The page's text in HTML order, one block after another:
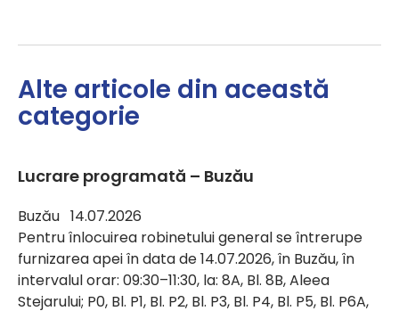
Alte articole din această
categorie
Lucrare programată – Buzău
Buzău 14.07.2026
Pentru înlocuirea robinetului general se întrerupe
furnizarea apei în data de 14.07.2026, în Buzău, în
intervalul orar: 09:30–11:30, la: 8A, Bl. 8B, Aleea
Stejarului; P0, Bl. P1, Bl. P2, Bl. P3, Bl. P4, Bl. P5, Bl. P6A,